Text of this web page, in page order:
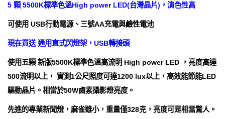
5 顆 5500K標準色溫High power LED(台灣晶片)，演色性高
可使用 USB行動電源、三號AA充電與鹼性電池
現在買送 通用直式閃燈架，USB轉接頭
使用五顆 新版5500K標準色溫高流明 High power LED ，亮度高達
500流明以上， 實測1公尺照度可達1200 lux以上，高效能節能LED
驅動晶片。相當於50W鹵素攝影燈亮度。
先進的專業新聞燈，麻雀雖小，重量僅328克，亮度可是相當驚人。